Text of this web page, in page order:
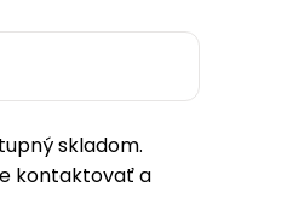
skladom.
kontaktovať a